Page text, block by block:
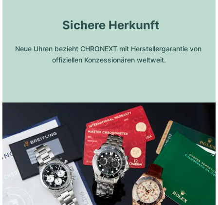
Sichere Herkunft
Neue Uhren bezieht CHRONEXT mit Herstellergarantie von
offiziellen Konzessionären weltweit.